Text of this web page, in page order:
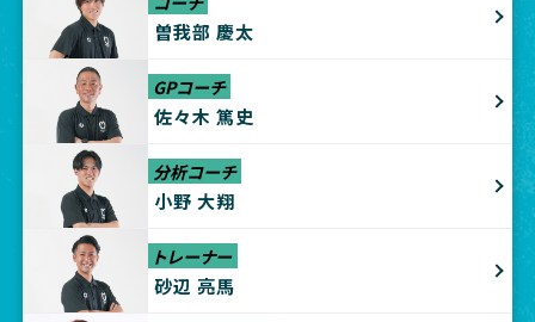
曽我部 慶太
GPコーチ
佐々木 篤史
分析コーチ
小野 大翔
トレーナー
砂辺 亮馬